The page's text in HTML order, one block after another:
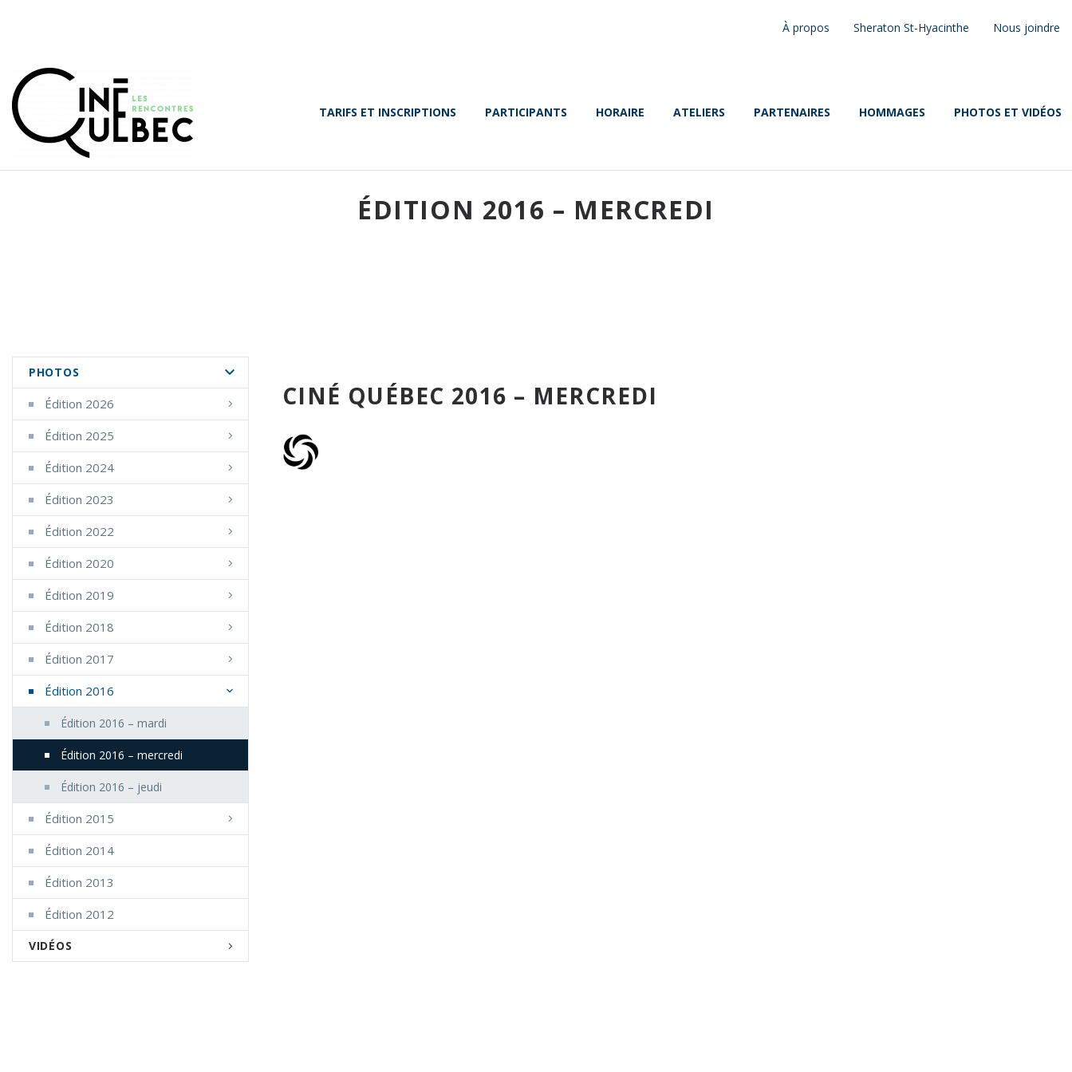
À propos Sheraton St-Hyacinthe Nous joindre
TARIFS ET INSCRIPTIONS PARTICIPANTS HORAIRE ATELIERS PARTENAIRES HOMMAGES PHOTOS ET VIDÉOS
ÉDITION 2016 – MERCREDI
PHOTOS
Édition 2026
Édition 2025
Édition 2024
Édition 2023
Édition 2022
Édition 2020
Édition 2019
Édition 2018
Édition 2017
Édition 2016
Édition 2016 – mardi
Édition 2016 – mercredi
Édition 2016 – jeudi
Édition 2015
Édition 2014
Édition 2013
Édition 2012
VIDÉOS
CINÉ QUÉBEC 2016 – MERCREDI